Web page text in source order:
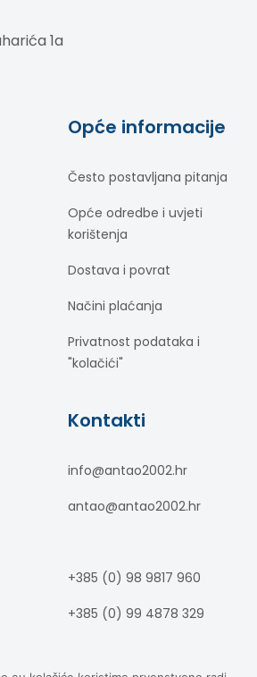
1a
Opće informacije
Često postavljana pitanja
Opće odredbe i uvjeti
korištenja
Dostava i povrat
Načini plaćanja
Privatnost podataka i
"kolačići"
Kontakti
info@antao2002.hr
antao@antao2002.hr
+385 (0) 98 9817 960
+385 (0) 99 4878 329